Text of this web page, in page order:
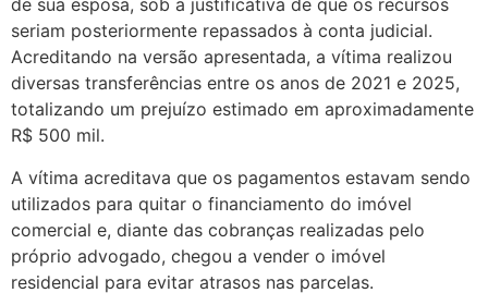
de sua esposa, sob a justificativa de que os recursos
seriam posteriormente repassados à conta judicial.
Acreditando na versão apresentada, a vítima realizou
diversas transferências entre os anos de 2021 e 2025,
totalizando um prejuízo estimado em aproximadamente
R$ 500 mil.
A vítima acreditava que os pagamentos estavam sendo
utilizados para quitar o financiamento do imóvel
comercial e, diante das cobranças realizadas pelo
próprio advogado, chegou a vender o imóvel
residencial para evitar atrasos nas parcelas.